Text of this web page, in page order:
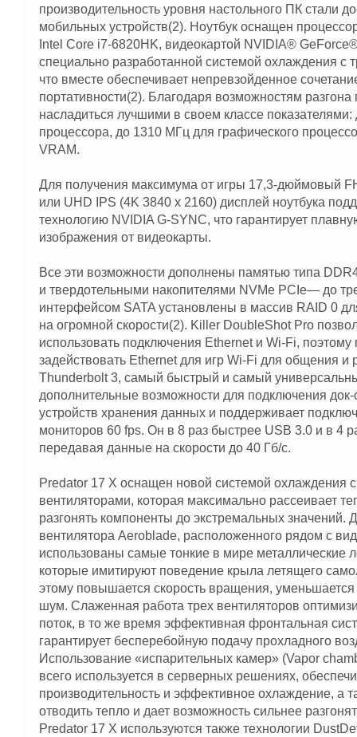
производительность уровня настольного ПК стали
мобильных устройств(2). Ноутбук оснащен
Intel Core i7-6820HK, видеокартой NVIDIA®
специально разработанной системой охлаждения с
что вместе обеспечивает непревзойденное
портативности(2). Благодаря возможностям разгона
насладиться лучшими в своем классе
процессора, до 1310 МГц для графического
VRAM.
Для получения максимума от игры 17,3-дюймовый
или UHD IPS (4K 3840 x 2160) дисплей ноутбука
технологию NVIDIA G-SYNC, что гарантирует
изображения от видеокарты.
Все эти возможности дополнены памятью типа
и твердотельными накопителями NVMe PCIe— до
интерфейсом SATA установлены в массив RAID 0
на огромной скорости(2). Killer DoubleShot Pro
использовать подключения Ethernet и Wi-Fi, поэтому
задействовать Ethernet для игр Wi-Fi для общения и
Thunderbolt 3, самый быстрый и самый
дополнительные возможности для подключения
устройств хранения данных и поддерживает
мониторов 60 fps. Он в 8 раз быстрее USB 3.0 и в 4
передавая данные на скорости до 40 Гб/с.
Predator 17 X оснащен новой системой охлаждения
вентиляторами, которая максимально рассеивает
разгонять компоненты до экстремальных значений.
вентилятора Aeroblade, расположенного рядом с
использованы самые тонкие в мире металлические
которые имитируют поведение крыла летящего
этому повышается скорость вращения,
шум. Слаженная работа трех вентиляторов
поток, в то же время эффективная фронтальная
гарантирует бесперебойную подачу прохладного
Использование «испарительных камер» (Vapor
всего используется в серверных решениях,
производительность и эффективное охлаждение, а
отводить тепло и дает возможность сильнее
Predator 17 X используются также технологии